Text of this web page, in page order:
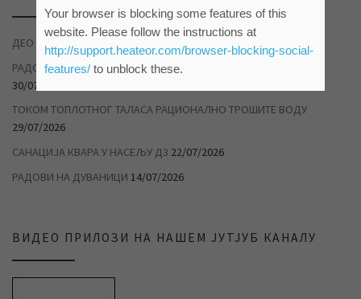
ДЕО НАСЕЉА ДУВАНИКА БЕЗ ВОДЕ
04/08/2026
РАДОВИ НА САНАЦИЈИ ХАВАРИЈЕ У САВЕЗНИЧКОЈ УЛИЦИ
30/07/2026
ТОКОМ ТОПЛОТНОГ ТАЛАСА РАЦИОНАЛНО ТРОШИТЕ ВОДУ
29/07/2026
САНАЦИЈА КВАРА У НАСЕЉУ Д3 22/07/2026
РАДОВИ НА ДУВАНИЦИ 14/07/2026
ВИДЕО ПРИЛОЗИ НА НАШЕМ ЈУТЈУБ КАНАЛУ
Your browser is blocking some features of this
website. Please follow the instructions at
http://support.heateor.com/browser-blocking-social-
features/to unblock these.